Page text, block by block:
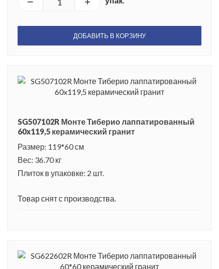
ДОБАВИТЬ В КОРЗИНУ
SG507102R Монте Тиберио лаппатированный
60x119,5 керамический гранит
Размер: 119*60 см
Вес: 36.70 кг
Плиток в упаковке: 2 шт.
Товар снят с производства.